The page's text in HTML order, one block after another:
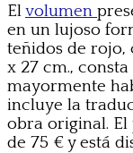
Elvolumen
en un lujoso
teñidos de rojo,
x 27 cm.,
mayormente
incluye la
obra original.
de 75 € y está